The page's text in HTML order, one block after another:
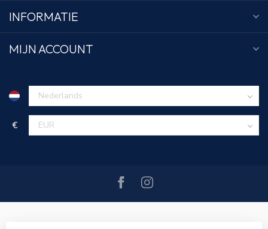
INFORMATIE
MIJN ACCOUNT
€